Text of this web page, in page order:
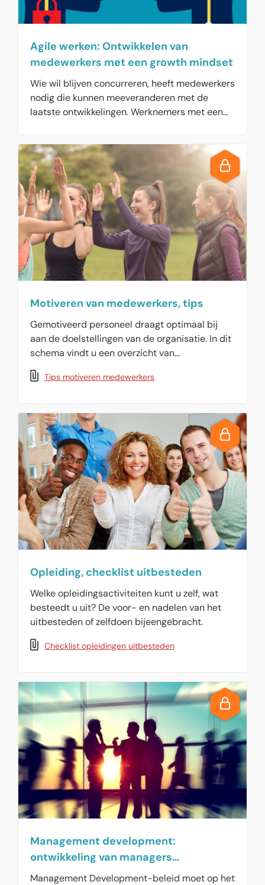
Agile werken: Ontwikkelen van
medewerkers met een growth mindset
Wie wil blijven concurreren, heeft medewerkers
nodig die kunnen meeveranderen met de
laatste ontwikkelingen. Werknemers met een
Een overzicht van wat u wel en niet moet doen.
Motiveren van medewerkers, tips
Gemotiveerd personeel draagt optimaal bij
aan de doelstellingen van de organisatie. In dit
schema vindt u een overzicht van
motivatiefactoren, bruikbare
personeelsinstrumenten en tips voor de
Tips motiveren medewerkers
Opleiding, checklist uitbesteden
Welke opleidingsactiviteiten kunt u zelf, wat
besteedt u uit? De voor- en nadelen van het
uitbesteden of zelfdoen bijeengebracht.
Checklist opleidingen uitbesteden
Management development:
ontwikkeling van managers
systematisch aanpakken
Management Development-beleid moet op het